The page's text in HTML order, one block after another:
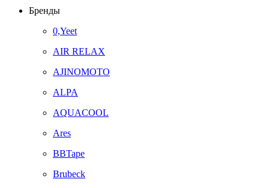
Бренды
0,Yeet
AIR RELAX
AJINOMOTO
ALPA
AQUACOOL
Ares
BBTape
Brubeck